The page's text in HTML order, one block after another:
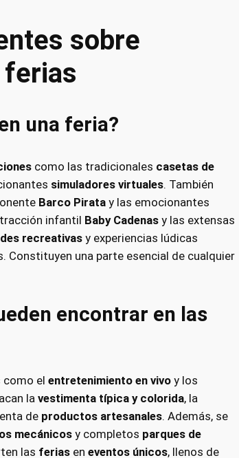
sobre
ferias
una feria?
como las tradicionales casetas de
simuladores virtuales. También
Barco Pirata y las emocionantes
infantil Baby Cadenas y las extensas
recreativas y experiencias lúdicas
Constituyen una parte esencial de cualquier
encontrar en las
como el entretenimiento en vivo y los
la vestimenta típica y colorida, la
de productos artesanales. Además, se
mecánicosy completos parques de
las ferias en eventos únicos, llenos de